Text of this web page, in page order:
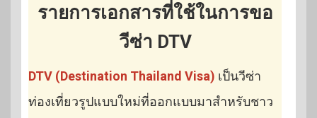
รายการเอกสารที่ใช้ในการขอ
วีซ่า DTV
DTV (Destination Thailand Visa) เป็นวีซ่า
ท่องเที่ยวรูปแบบใหม่ที่ออกแบบมาสำหรับชาว